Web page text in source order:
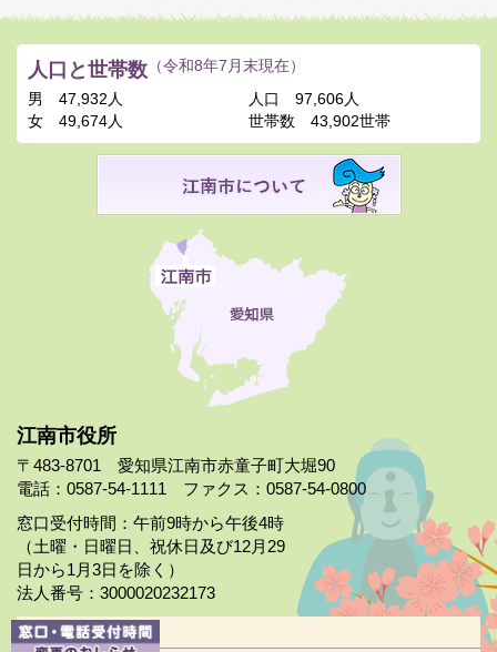
江南市役所
〒483-8701 愛知県江南市赤童子町大堀90
電話：0587-54-1111 ファクス：0587-54-0800
窓口受付時間：午前9時から午後4時
（土曜・日曜日、祝休日及び12月29
日から1月3日を除く）
法人番号：3000020232173
市役所案内
人口と世帯数 （令和8年7月末現在）
男
47,932人
女
49,674人
人口
97,606人
世帯数
43,902世帯